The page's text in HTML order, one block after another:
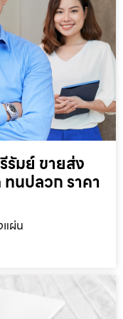
มย์ ขายส่ง
นปลวก ราคา
แผ่น